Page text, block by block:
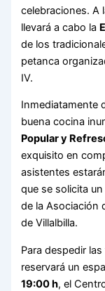
celebraciones. A
llevará a cabo la
de los
petanca
IV.
Inmediatamente
buena cocina
Popular y
exquisito en
asistentes
que se solicita
de la Asociación
de Villalbilla.
Para despedir
reservará un
19:00 h, el